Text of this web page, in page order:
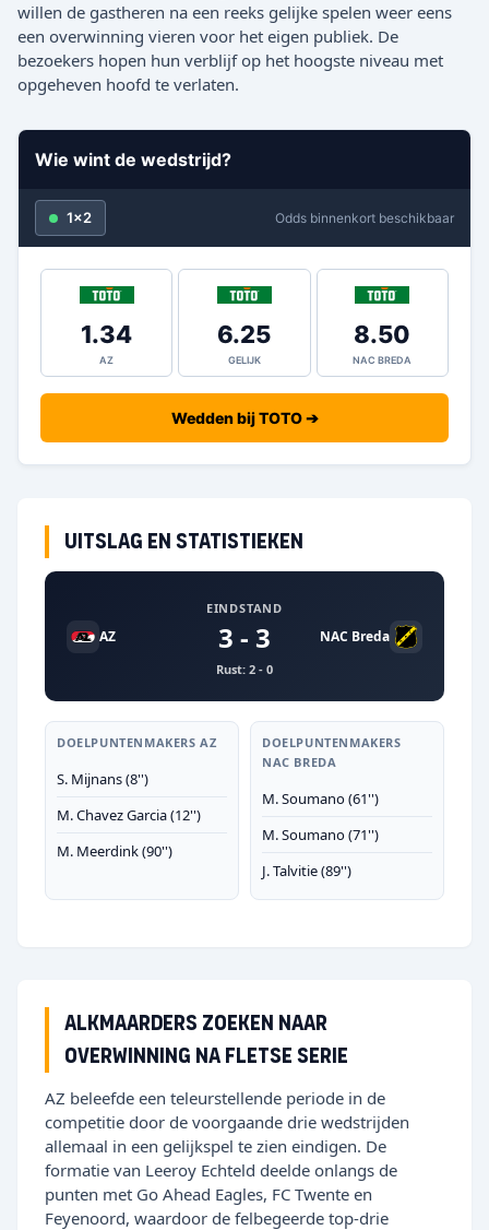
willen de gastheren na een reeks gelijke spelen weer eens
een overwinning vieren voor het eigen publiek. De
bezoekers hopen hun verblijf op het hoogste niveau met
opgeheven hoofd te verlaten.
Wie wint de wedstrijd?
1x2 Odds binnenkort beschikbaar
1.34
AZ
6.25
GELIJK
8.50
NAC BREDA
Wedden bij TOTO ➔
Uitslag en statistieken
AZ
EINDSTAND
3 - 3
Rust: 2 - 0
NAC Breda
DOELPUNTENMAKERS AZ
S. Mijnans (8'')
M. Chavez Garcia (12'')
M. Meerdink (90'')
DOELPUNTENMAKERS
NAC BREDA
M. Soumano (61'')
M. Soumano (71'')
J. Talvitie (89'')
Alkmaarders zoeken naar
overwinning na fletse serie
AZ beleefde een teleurstellende periode in de
competitie door de voorgaande drie wedstrijden
allemaal in een gelijkspel te zien eindigen. De
formatie van Leeroy Echteld deelde onlangs de
punten met Go Ahead Eagles, FC Twente en
Feyenoord, waardoor de felbegeerde top-drie